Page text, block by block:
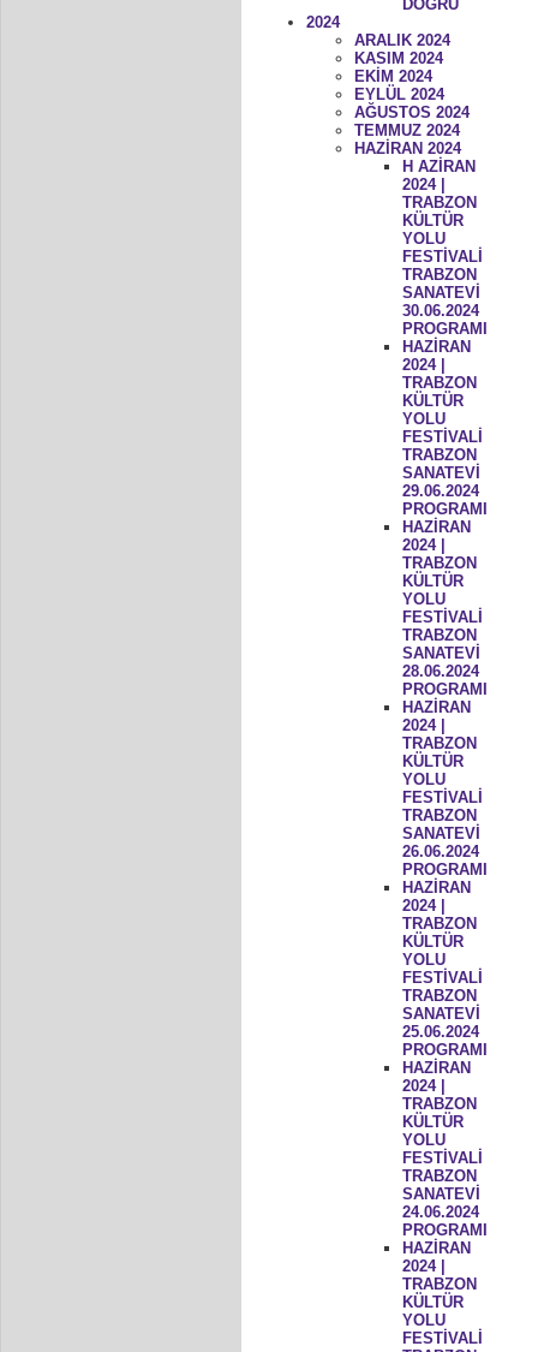
DOĞRU
2024
ARALIK 2024
KASIM 2024
EKİM 2024
EYLÜL 2024
AĞUSTOS 2024
TEMMUZ 2024
HAZİRAN 2024
H AZİRAN
2024 |
TRABZON
KÜLTÜR
YOLU
FESTİVALİ
TRABZON
SANATEVİ
30.06.2024
PROGRAMI
HAZİRAN
2024 |
TRABZON
KÜLTÜR
YOLU
FESTİVALİ
TRABZON
SANATEVİ
29.06.2024
PROGRAMI
HAZİRAN
2024 |
TRABZON
KÜLTÜR
YOLU
FESTİVALİ
TRABZON
SANATEVİ
28.06.2024
PROGRAMI
HAZİRAN
2024 |
TRABZON
KÜLTÜR
YOLU
FESTİVALİ
TRABZON
SANATEVİ
26.06.2024
PROGRAMI
HAZİRAN
2024 |
TRABZON
KÜLTÜR
YOLU
FESTİVALİ
TRABZON
SANATEVİ
25.06.2024
PROGRAMI
HAZİRAN
2024 |
TRABZON
KÜLTÜR
YOLU
FESTİVALİ
TRABZON
SANATEVİ
24.06.2024
PROGRAMI
HAZİRAN
2024 |
TRABZON
KÜLTÜR
YOLU
FESTİVALİ